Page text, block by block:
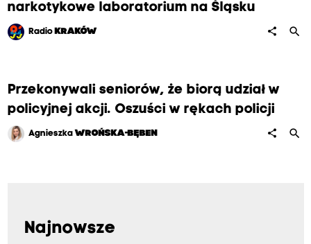
narkotykowe laboratorium na Śląsku
Radio KRAKÓW share search
Przekonywali seniorów, że biorą udział w
policyjnej akcji. Oszuści w rękach policji
Agnieszka WROŃSKA-BĘBEN share search
Najnowsze